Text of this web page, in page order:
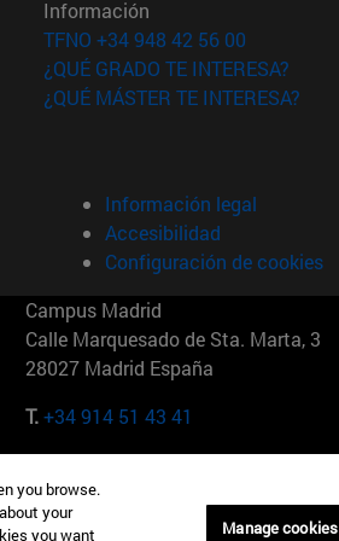
ventana)
nueva ventana)
ventana)
Información
TFNO +34 948 42 56 00
¿QUÉ GRADO TE INTERESA?
¿QUÉ MÁSTER TE INTERESA?
Información legal
Accesibilidad
Configuración de cookies
Campus Madrid
Calle Marquesado de Sta. Marta, 3
28027 Madrid España
T.+34 914 51 43 41
Maria-Theresia-Straße 15 81675
Múnich Alemania
you browse.
your
you want
Manage cookies